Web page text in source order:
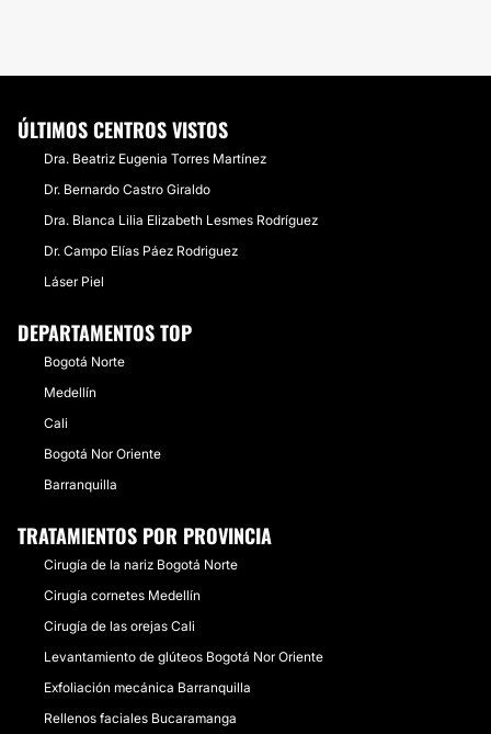
ÚLTIMOS CENTROS VISTOS
Dra. Beatriz Eugenia Torres Martínez
Dr. Bernardo Castro Giraldo
Dra. Blanca Lilia Elizabeth Lesmes Rodríguez
Dr. Campo Elías Páez Rodriguez
Láser Piel
DEPARTAMENTOS TOP
Bogotá Norte
Medellín
Cali
Bogotá Nor Oriente
Barranquilla
TRATAMIENTOS POR PROVINCIA
Cirugía de la nariz Bogotá Norte
Cirugía cornetes Medellín
Cirugía de las orejas Cali
Levantamiento de glúteos Bogotá Nor Oriente
Exfoliación mecánica Barranquilla
Rellenos faciales Bucaramanga